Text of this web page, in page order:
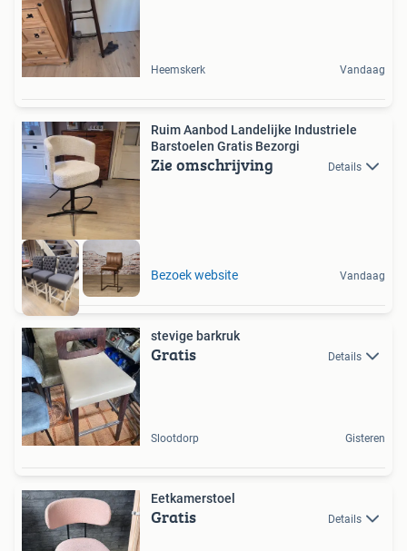
Heemskerk Vandaag
Ruim Aanbod Landelijke Industriele
Barstoelen Gratis Bezorgi
Zie omschrijving Details
Bezoek website Vandaag
stevige barkruk
Gratis Details
Slootdorp Gisteren
Eetkamerstoel
Gratis Details